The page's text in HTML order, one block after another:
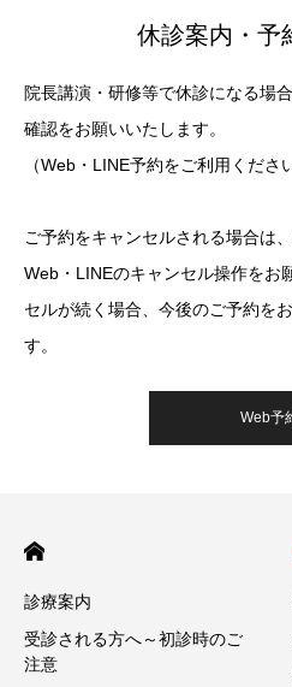
休診案内・予
院長講演・研修等で休診になる場
確認をお願いいたします。
（Web・LINE予約をご利用くださ
ご予約をキャンセルされる場合は
Web・LINEのキャンセル操作をお
セルが続く場合、今後のご予約を
す。
Web予
診療案内
受診される方へ～初診時のご
注意